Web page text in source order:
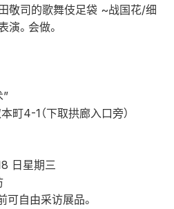
敬司的歌舞伎足袋 ~战国花/细
。会做。
”
町4-1（下取拱廊入口旁）
日星期三
自由采访展品。